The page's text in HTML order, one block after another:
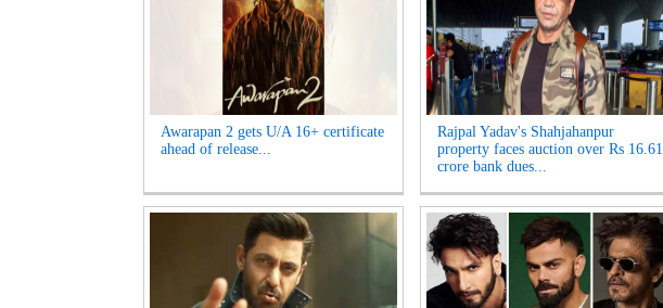
Awarapan 2 gets U/A 16+ certificate
ahead of release...
Rajpal Yadav's Shahjahanpur
property faces auction over Rs 16.61
crore bank dues...